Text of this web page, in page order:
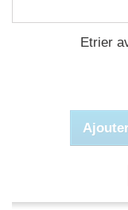
Etrier